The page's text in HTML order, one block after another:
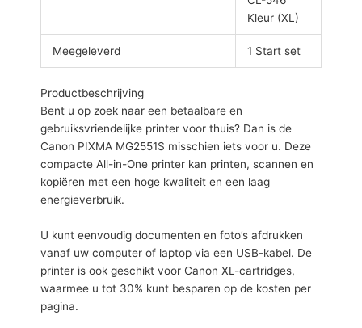
Kleur (XL)
Meegeleverd 1 Start set
Productbeschrijving
Bent u op zoek naar een betaalbare en
gebruiksvriendelijke printer voor thuis? Dan is de
Canon PIXMA MG2551S misschien iets voor u. Deze
compacte All-in-One printer kan printen, scannen en
kopiëren met een hoge kwaliteit en een laag
energieverbruik.
U kunt eenvoudig documenten en foto’s afdrukken
vanaf uw computer of laptop via een USB-kabel. De
printer is ook geschikt voor Canon XL-cartridges,
waarmee u tot 30% kunt besparen op de kosten per
pagina.